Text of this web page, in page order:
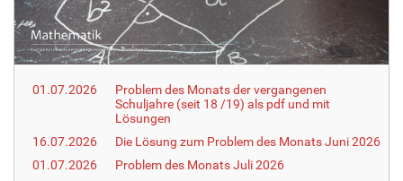
h
e
r
e
:
01.07.2026
Problem des Monats der vergangenen
Schuljahre (seit 18 /19) als pdf und mit
Lösungen
16.07.2026
Die Lösung zum Problem des Monats Juni 2026
01.07.2026
Problem des Monats Juli 2026